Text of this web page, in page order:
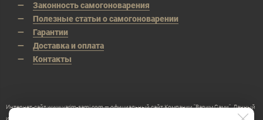
Законность самогоноварения
Полезные статьи о самогоноварении
Гарантии
Доставка и оплата
Контакты
Интернет-сайт www.varim-sami.com — официальный сайт Компании "Варим Сами". Данный
интернет-сайт носит исключительно информационный характер и ни при каких условиях